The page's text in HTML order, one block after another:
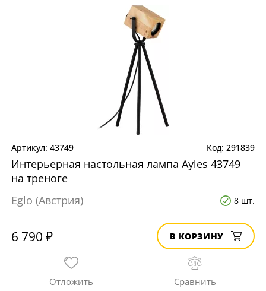
43749 291839
Интерьерная настольная лампа Ayles 43749
на треноге
Eglo (Австрия)
8 шт.
6 790 ₽ В КОРЗИНУ